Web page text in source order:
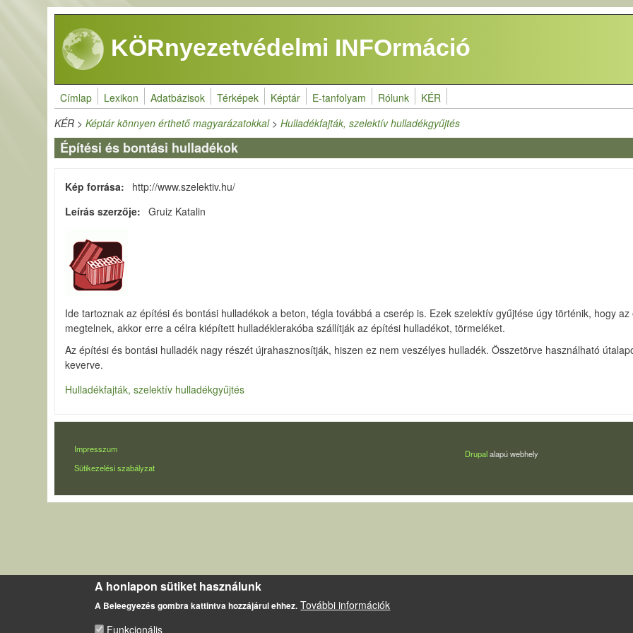
Ugrás a tartalomra
KÖRnyezetvédelmi INFOrmáció
Címlap Lexikon Adatbázisok Térképek Képtár E-tanfolyam Rólunk KÉR
KÉR >Képtár könnyen érthető magyarázatokkal>Hulladékfajták, szelektív hulladékgyűjtés
Építési és bontási hulladékok
Kép forrása
http://www.szelektiv.hu/
Leírás szerzője
Gruiz Katalin
Ide tartoznak az építési és bontási hulladékok a beton, tégla továbbá a cserép is. Ezek szelektív gyűjtése úgy történik, hogy
megtelnek, akkor erre a célra kiépített hulladéklerakóba szállítják az építési hulladékot, törmeléket.
Az építési és bontási hulladék nagy részét újrahasznosítják, hiszen ez nem veszélyes hulladék. Összetörve használható
keverve.
Hulladékfajták, szelektív hulladékgyűjtés
LÁBLÉC
Impresszum
Sütikezelési szabályzat
Drupalalapú webhely
A honlapon sütiket használunk
A Beleegyezés gombra kattintva hozzájárul ehhez. További információk
Funkcionális